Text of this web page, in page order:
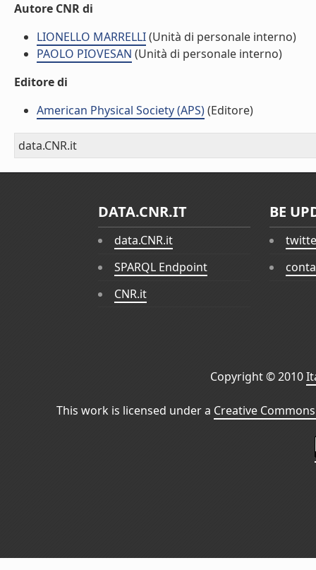
Autore CNR di
LIONELLO MARRELLI(Unità di personale interno)
PAOLO PIOVESAN (Unità di personale interno)
Editore di
American Physical Society (APS)(Editore)
data.CNR.it
DATA.CNR.IT
data.CNR.it
SPARQL Endpoint
CNR.it
BE
Copyright © 2010
This work is licensed under a Creative